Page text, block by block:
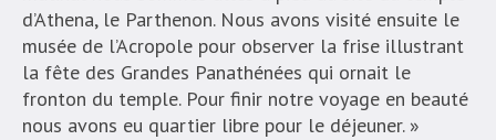
d’Athena, le Parthenon. Nous avons visité ensuite le
musée de l’Acropole pour observer la frise illustrant
la fête des Grandes Panathénées qui ornait le
fronton du temple. Pour finir notre voyage en beauté
nous avons eu quartier libre pour le déjeuner. »